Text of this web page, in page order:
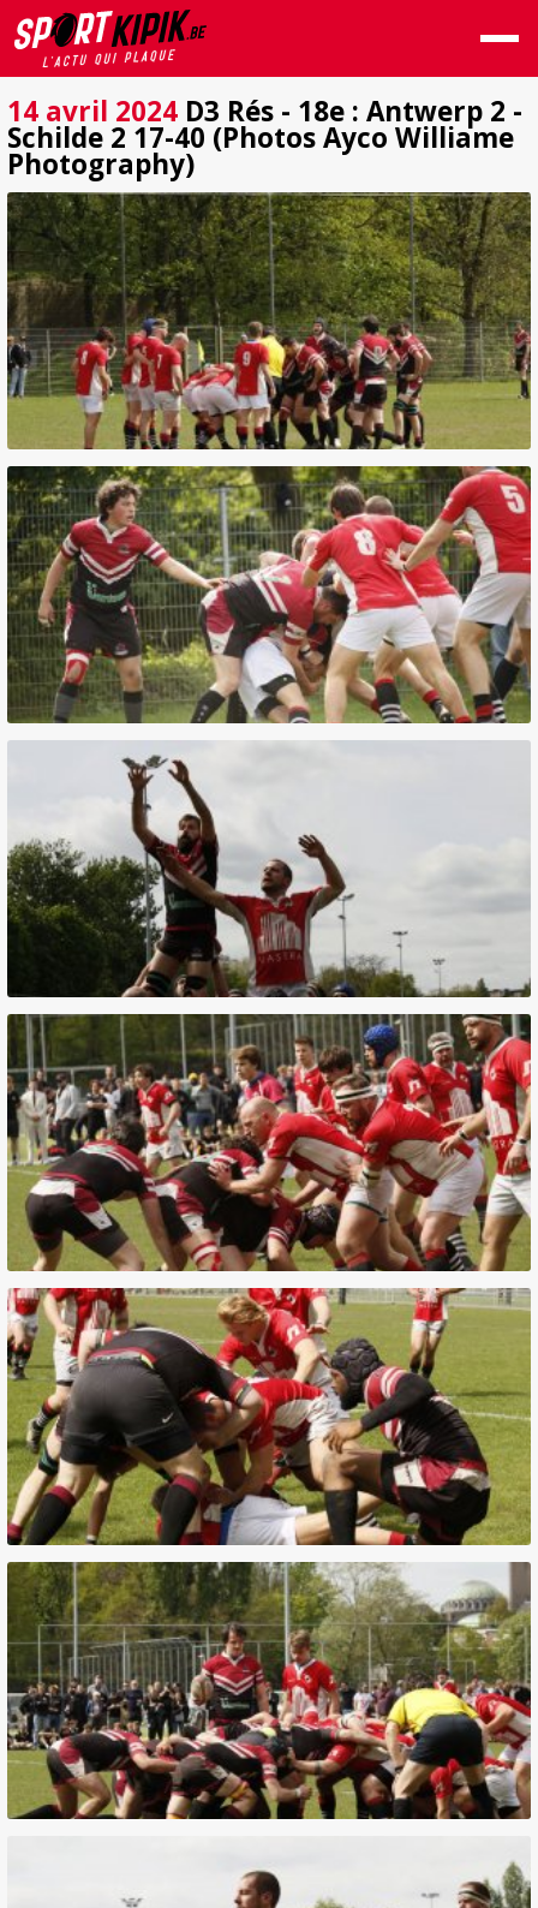
14 avril 2024 D3 Rés - 18e : Antwerp 2 -
Schilde 2 17-40 (Photos Ayco Williame
Photography)